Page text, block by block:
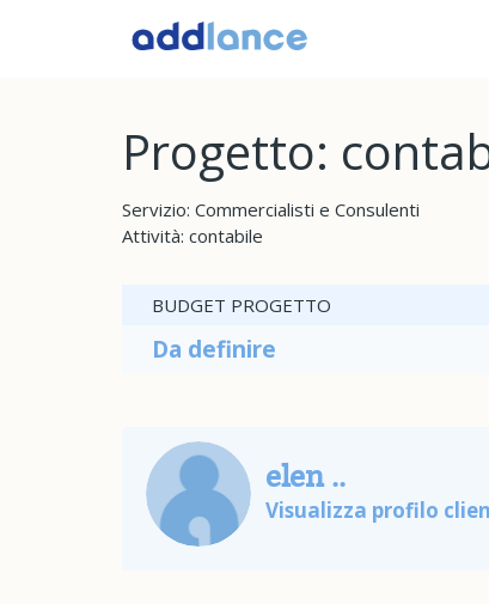
Progetto:
Servizio: Commercialisti e Consulenti
Attività: contabile
BUDGET PROGETTO
Da definire
elen ..
Visualizza profilo